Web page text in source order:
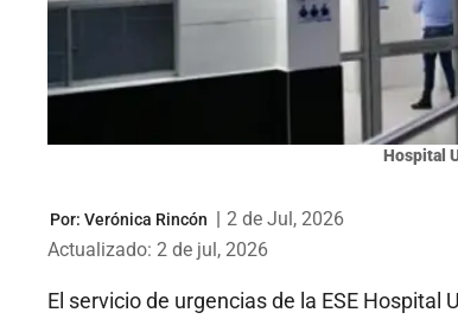
Hospital
Por: Verónica Rincón | 2 de Jul, 2026
Actualizado: 2 de jul, 2026
El servicio de urgencias de la ESE